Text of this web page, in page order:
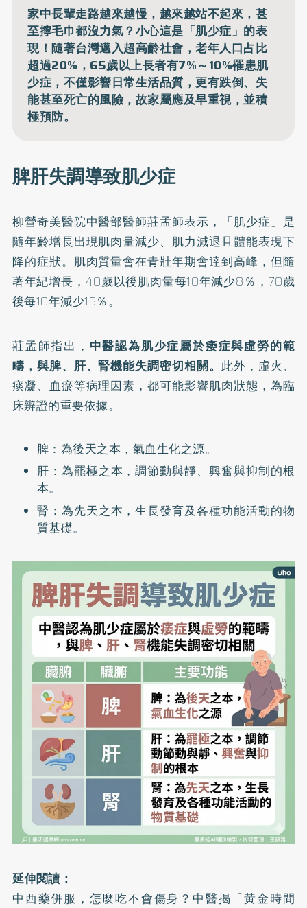
家中長輩走路越來越慢，越來越站不起來，甚
至擰毛巾都沒力氣？小心這是「肌少症」的表
現！隨著台灣邁入超高齡社會，老年人口占比
超過20%，65歲以上長者有7%～10%罹患肌
少症，不僅影響日常生活品質，更有跌倒、失
能甚至死亡的風險，故家屬應及早重視，並積
極預防。
脾肝失調導致肌少症
柳營奇美醫院中醫部醫師莊孟師表示，「肌少症 」是
隨年齡增長出現肌肉量減少、肌力減退且體能表現下
降的症狀。肌肉質量會在青壯年期會達到高峰，但隨
著年紀增長，40歲以後肌肉量每10年減少8％，70歲
後每10年減少15％。
莊孟師指出， 中醫認為肌少症屬於痿症與虛勞的範
疇，與脾、肝、腎機能失調密切相關。 此外，虛火、
痰凝、血瘀等病理因素，都可能影響肌肉狀態，為臨
床辨證的重要依據。
脾：為後天之本，氣血生化之源。
肝：為罷極之本，調節動與靜、興奮與抑制的根
本。
腎：為先天之本，生長發育及各種功能活動的物
質基礎。
延伸閱讀：
中西藥併服，怎麼吃不會傷身？中醫揭「黃金時間